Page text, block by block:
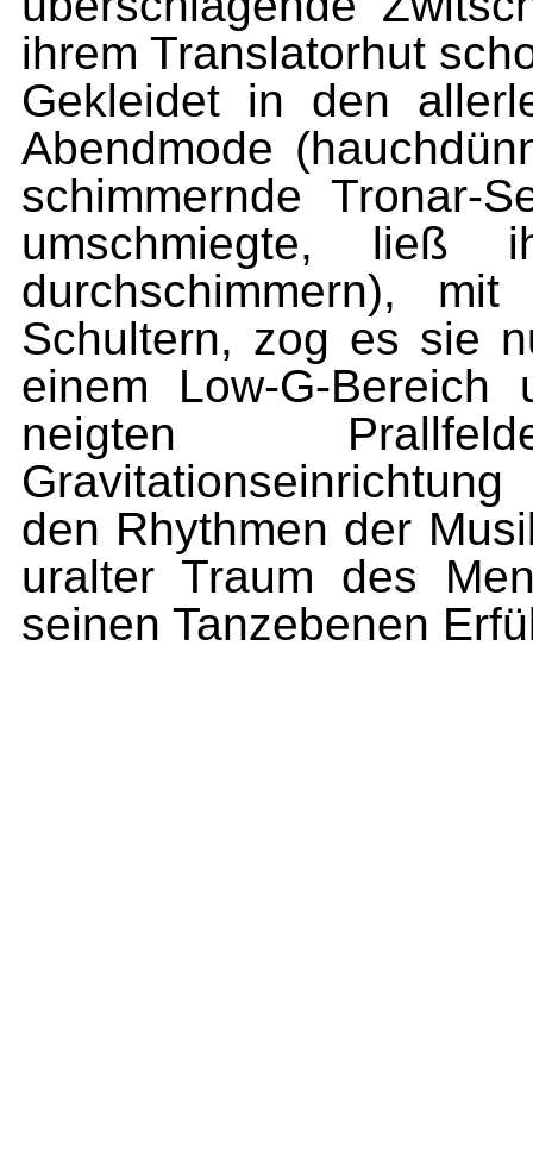
ihrem Translatorhut
Gekleidet in den
Abendmode
schimmernde
umschmiegte, ließ
durchschimmern),
Schultern, zog es sie
einem Low-G-
neigten
den Rhythmen der
uralter Traum des
seinen Tanzebenen